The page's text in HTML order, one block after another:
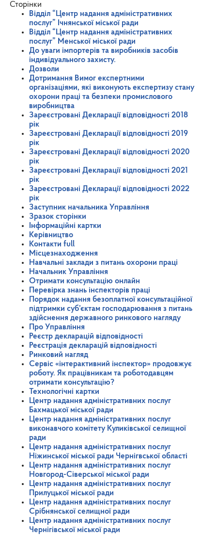
Сторінки
Відділ “Центр надання адміністративних
послуг” Ічнянської міської ради
Відділ “Центр надання адміністративних
послуг” Менської міської ради
До уваги імпортерів та виробників засобів
індивідуального захисту.
Дозволи
Дотримання Вимог експертними
організаціями, які виконують експертизу стану
охорони праці та безпеки промислового
виробництва
Зареєстровані Декларації відповідності 2018
рік
Зареєстровані Декларації відповідності 2019
рік
Зареєстровані Декларації відповідності 2020
рік
Зареєстровані Декларації відповідності 2021
рік
Зареєстровані Декларації відповідності 2022
рік
Заступник начальника Управління
Зразок сторінки
Інформаційні картки
Керівництво
Контакти full
Місцезнаходження
Навчальні заклади з питань охорони праці
Начальник Управління
Отримати консультацію онлайн
Перевірка знань інспекторів праці
Порядок надання безоплатної консультаційної
підтримки суб’єктам господарювання з питань
здійснення державного ринкового нагляду
Про Управління
Реєстр декларацій відповідності
Реєстрація декларацій відповідності
Ринковий нагляд
Сервіс «інтерактивний інспектор» продовжує
роботу. Як працівникам та роботодавцям
отримати консультацію?
Технологічні картки
Центр надання адміністративних послуг
Бахмацької міської ради
Центр надання адміністративних послуг
виконавчого комітету Куликівської селищної
ради
Центр надання адміністративних послуг
Ніжинської міської ради Чернігвської області
Центр надання адміністративних послуг
Новгород-Сіверської міської ради
Центр надання адміністративних послуг
Прилуцької міської ради
Центр надання адміністративних послуг
Срібнянської селищної ради
Центр надання адміністративних послуг
Чернігівської міської ради